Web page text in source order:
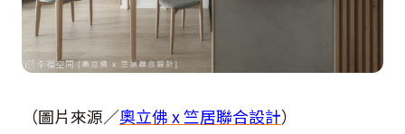
（圖片來源／奧立佛 x 竺居聯合設計）